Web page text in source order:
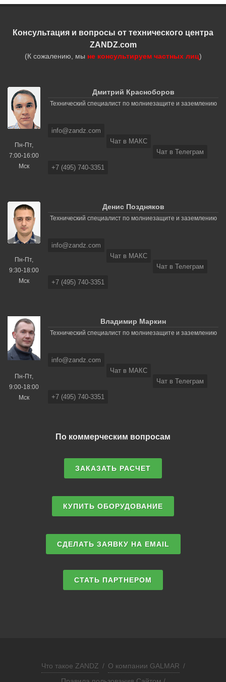
Консультация и вопросы от технического центра
ZANDZ.com
(К сожалению, мы не консультируем частных лиц)
Пн-Пт,
7:00-16:00
Мск
Дмитрий Красноборов
Технический специалист по молниезащите и заземлению
info@zandz.com
Чат в МАКС
Чат в Телеграм
+7 (495) 740-3351
Пн-Пт,
9:30-18:00
Мск
Денис Поздняков
Технический специалист по молниезащите и заземлению
info@zandz.com
Чат в МАКС
Чат в Телеграм
+7 (495) 740-3351
Пн-Пт,
9:00-18:00
Мск
Владимир Маркин
Технический специалист по молниезащите и заземлению
info@zandz.com
Чат в МАКС
Чат в Телеграм
+7 (495) 740-3351
По коммерческим вопросам
ЗАКАЗАТЬ РАСЧЕТ
КУПИТЬ ОБОРУДОВАНИЕ
СДЕЛАТЬ ЗАЯВКУ НА EMAIL
СТАТЬ ПАРТНЕРОМ
Что такое ZANDZ / О компании GALMAR /